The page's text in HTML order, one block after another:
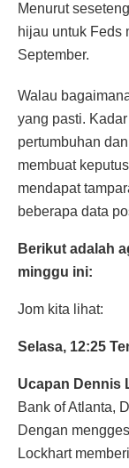
Menurut
hijau untuk Feds
September.
Walau
yang pasti.
pertumbuhan
membuat
mendapat
beberapa data
Berikut adalah
minggu ini:
Jom kita lihat:
Selasa, 12:25
Ucapan Dennis
Bank of Atlanta,
Dengan
Lockhart